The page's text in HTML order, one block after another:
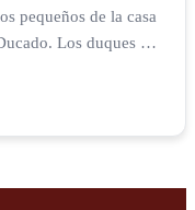
pequeños de la casa
Los duques de
Con esta premisa